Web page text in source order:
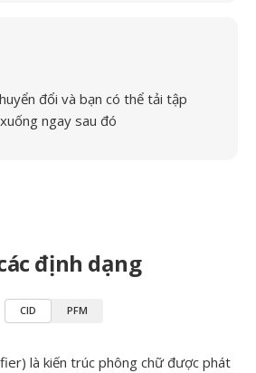
đổi và bạn có thể tải tập
ngay sau đó
định dạng
CID PFM
là kiến trúc phông chữ được phát